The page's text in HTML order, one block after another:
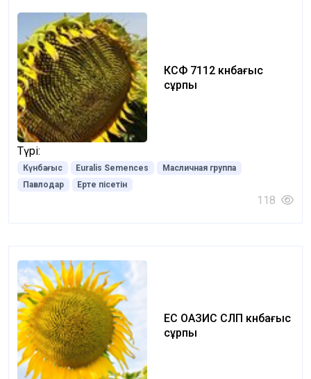
КСФ 7112 күнбағыс
cұрпы
Түрі:
Күнбағыс Euralis Semences
Масличная группа
Павлодар
Ерте пісетін
118
ЕС ОАЗИС СЛП күнбағыс
сұрпы